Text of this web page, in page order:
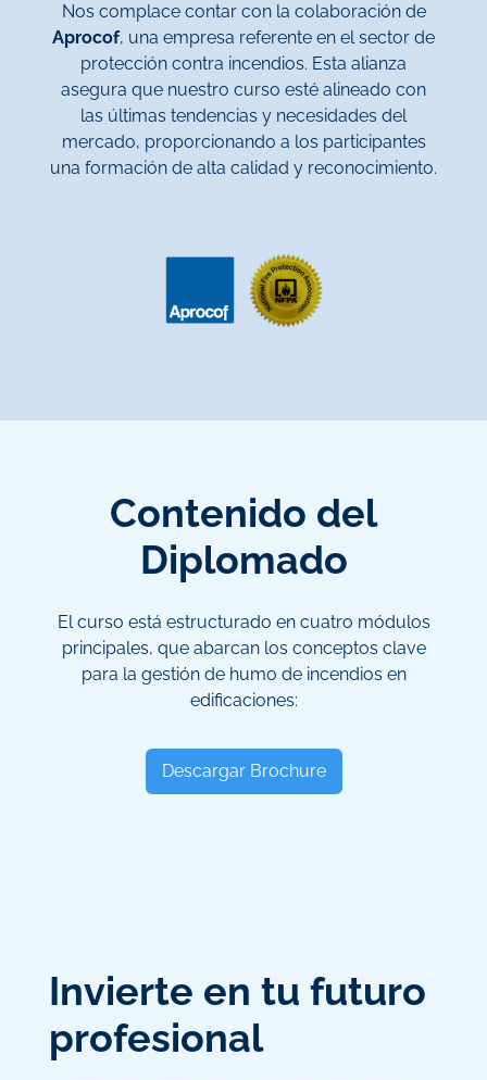
Nos complace contar con la colaboración de
Aprocof, una empresa referente en el sector de
protección contra incendios. Esta alianza
asegura que nuestro curso esté alineado con
las últimas tendencias y necesidades del
mercado, proporcionando a los participantes
una formación de alta calidad y reconocimiento.
Contenido del
Diplomado
El curso está estructurado en cuatro módulos
principales, que abarcan los conceptos clave
para la gestión de humo de incendios en
edificaciones:
Descargar Brochure
Invierte en tu futuro
profesional